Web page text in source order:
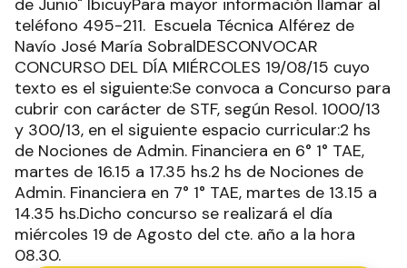
de Junio" IbicuyPara mayor información llamar al
teléfono 495-211. Escuela Técnica Alférez de
Navío José María SobralDESCONVOCAR
CONCURSO DEL DÍA MIÉRCOLES 19/08/15 cuyo
texto es el siguiente:Se convoca a Concurso para
cubrir con carácter de STF, según Resol. 1000/13
y 300/13, en el siguiente espacio curricular:2 hs
de Nociones de Admin. Financiera en 6° 1° TAE,
martes de 16.15 a 17.35 hs.2 hs de Nociones de
Admin. Financiera en 7° 1° TAE, martes de 13.15 a
14.35 hs.Dicho concurso se realizará el día
miércoles 19 de Agosto del cte. año a la hora
08.30.